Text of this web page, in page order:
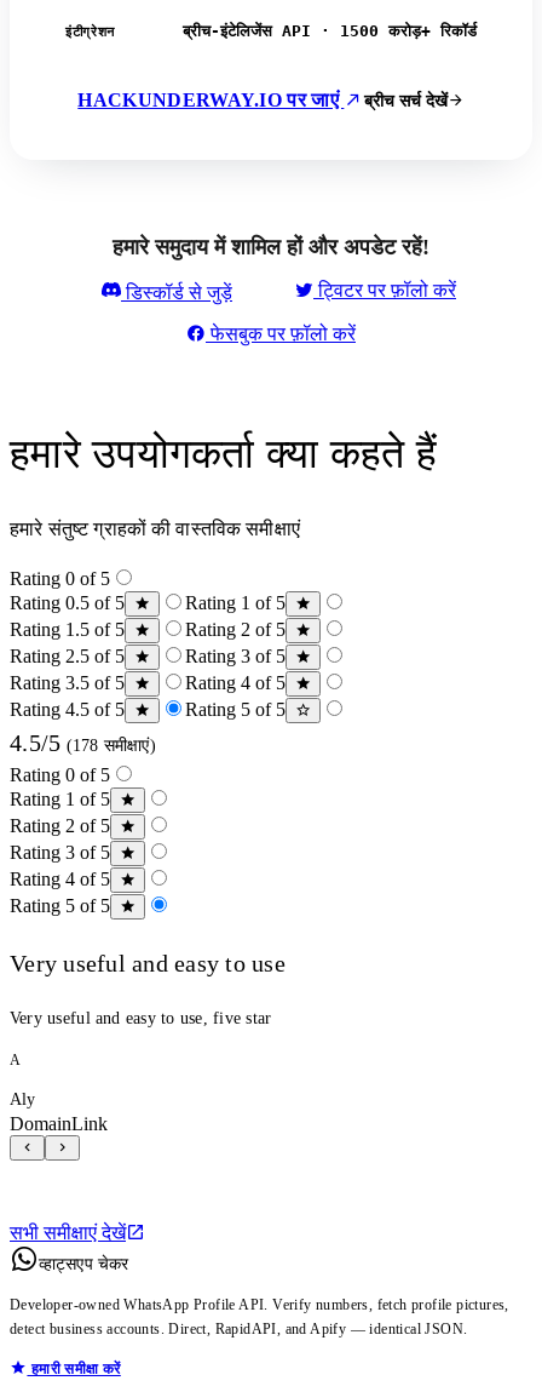
इंटीग्रेशन ब्रीच-इंटेलिजेंस API · 1500 करोड़+ रिकॉर्ड
HACKUNDERWAY.IO पर जाएं ब्रीच सर्च देखें
हमारे समुदाय में शामिल हों और अपडेट रहें!
डिस्कॉर्ड से जुड़ें ट्विटर पर फ़ॉलो करें
फेसबुक पर फ़ॉलो करें
हमारे उपयोगकर्ता क्या कहते हैं
हमारे संतुष्ट ग्राहकों की वास्तविक समीक्षाएं
Rating 0 of 5
Rating 0.5 of 5
Rating 1 of 5
Rating 1.5 of 5
Rating 2 of 5
Rating 2.5 of 5
Rating 3 of 5
Rating 3.5 of 5
Rating 4 of 5
Rating 4.5 of 5
Rating 5 of 5
4.5/5 (178 समीक्षाएं)
Rating 0 of 5
Rating 1 of 5
Rating 2 of 5
Rating 3 of 5
Rating 4 of 5
Rating 5 of 5
Very useful and easy to use
Very useful and easy to use, five star
A
Aly
DomainLink
सभी समीक्षाएं देखें
व्हाट्सएप चेकर
Developer-owned WhatsApp Profile API. Verify numbers, fetch profile pictures,
detect business accounts. Direct, RapidAPI, and Apify — identical JSON.
हमारी समीक्षा करें